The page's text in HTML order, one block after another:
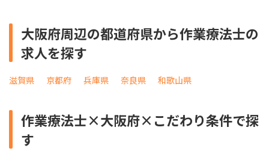
大阪府周辺の都道府県から作業療法士の
求人を探す
滋賀県 京都府 兵庫県 奈良県 和歌山県
作業療法士×大阪府×こだわり条件で探
す